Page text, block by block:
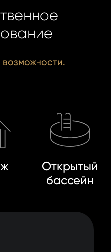
возможности.
Открытый
бассейн